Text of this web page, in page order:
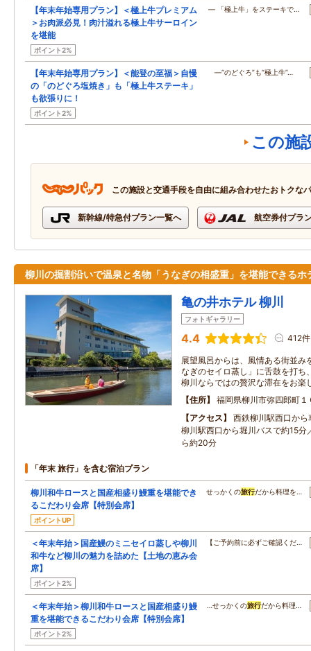
【年末年始専用プラン】＜極上牛プレミアム
＞お肉派必見！肉汁溢れる極上牛サーロイン
を堪能
ポイント2%
― 「極上牛」をステーキで…
【年末年始専用プラン】＜能登の至福＞自慢
の「のどぐろ塩焼き」も「極上牛ステーキ」
も欲張りに！
ポイント2%
―“のどぐろ”も“極上牛”…
この施
この施設と交通手段を自由に組み合わせたおトクな
新幹線/特急付プラン一覧へ 航空券付プラ
柳川の掘割沿いで温泉と名物「うなぎの相盛重」を堪能できるホ
亀の井ホテル 柳川
フォトギャラリー
4.4 412件
展望風呂からは、風情ある街並み
なぎのセイロ蒸し」に舌鼓を打ち
柳川ならではの贅沢な滞在をお楽
住所
福岡県柳川市弥四郎町１
アクセス
西鉄柳川駅西口か
柳川駅西口から堀川バスで約15分
ら約20分
「年末 旅行」を含む宿泊プラン
柳川和牛ロースと国産相盛り鰻重を堪能でき
るこだわり会席【特別会席】
ポイントUP
せっかくの旅行だから料理を…
＜年末年始＞国産鰻のミニセイロ蒸しや柳川
和牛など柳川の魅力を詰めた【土地の恵み会
席】
ポイント2%
【ご予約前に必ずご確認くだ…
＜年末年始＞柳川和牛ロースと国産相盛り鰻
重を堪能できるこだわり会席【特別会席】
ポイント2%
…せっかくの旅行だから料理…